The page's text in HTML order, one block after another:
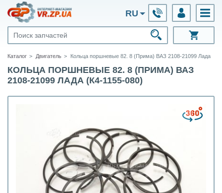
RU
Каталог Двигатель Кольца поршневые 82. 8 (Прима) ВАЗ 2108-21099 Лада
КОЛЬЦА ПОРШНЕВЫЕ 82. 8 (ПРИМА) ВАЗ
2108-21099 ЛАДА (К4-1155-080)